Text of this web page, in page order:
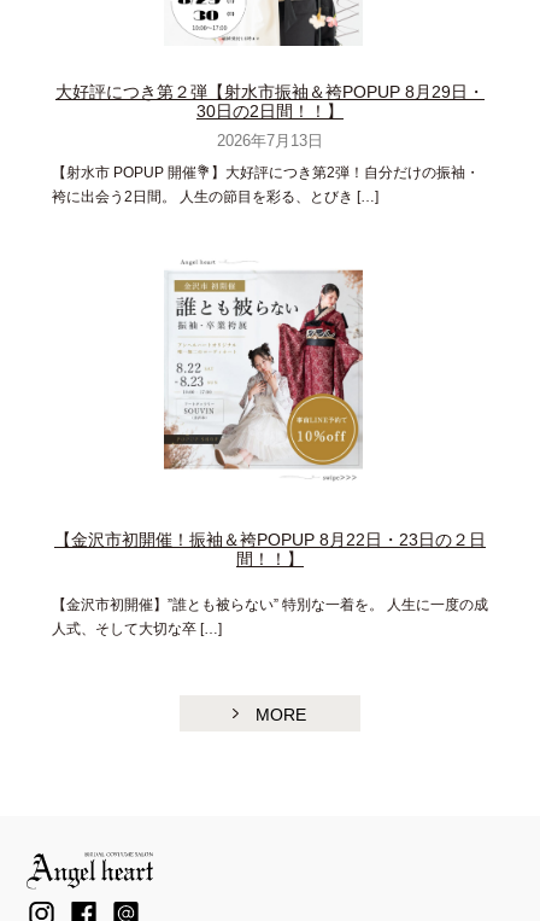
大好評につき第２弾【射水市振袖＆袴POPUP 8月29日・
30日の2日間！！】
2026年7月13日
【射水市 POPUP 開催💐】大好評につき第2弾！自分だけの振袖・
袴に出会う2日間。 人生の節目を彩る、とびき […]
【金沢市初開催！振袖＆袴POPUP 8月22日・23日の２日
間！！】
【金沢市初開催】”誰とも被らない” 特別な一着を。 人生に一度の成
人式、そして大切な卒 […]
MORE